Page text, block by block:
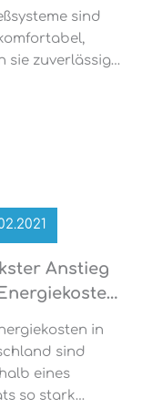
auf
von ca. 56
sind
sie zuverlässig
privater
liegt im
werkseitig
Code sollte
verändert
da dieser
zu leicht zu
Anstieg
in
sind
eines
so stark